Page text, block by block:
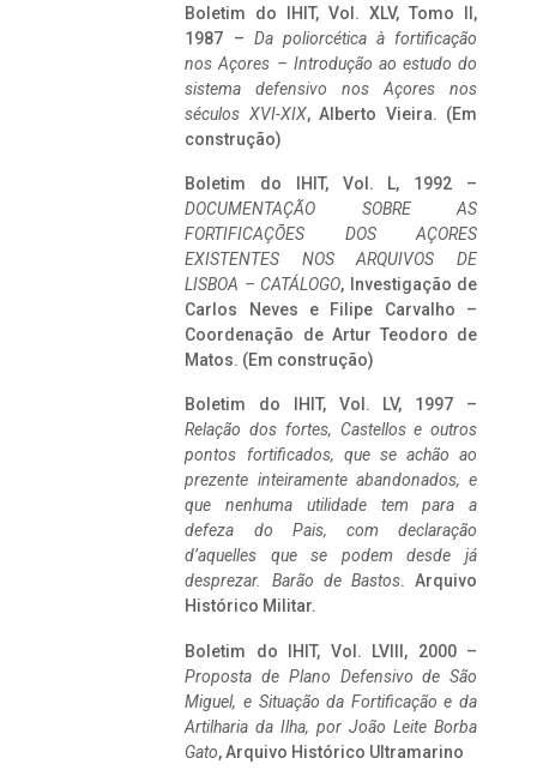
Boletim do IHIT, Vol. XLV, Tomo II,
1987 – Da poliorcética à fortificação
nos Açores – Introdução ao estudo do
sistema defensivo nos Açores nos
séculos XVI-XIX, Alberto Vieira. (Em
construção)
Boletim do IHIT, Vol. L, 1992 –
DOCUMENTAÇÃO SOBRE AS
FORTIFICAÇÕES DOS AÇORES
EXISTENTES NOS ARQUIVOS DE
LISBOA – CATÁLOGO, Investigação de
Carlos Neves e Filipe Carvalho –
Coordenação de Artur Teodoro de
Matos. (Em construção)
Boletim do IHIT, Vol. LV, 1997 –
Relação dos fortes, Castellos e outros
pontos fortificados, que se achão ao
prezente inteiramente abandonados, e
que nenhuma utilidade tem para a
defeza do Pais, com declaração
d’aquelles que se podem desde já
desprezar. Barão de Bastos. Arquivo
Histórico Militar.
Boletim do IHIT, Vol. LVIII, 2000 –
Proposta de Plano Defensivo de São
Miguel, e Situação da Fortificação e da
Artilharia da Ilha, por João Leite Borba
Gato, Arquivo Histórico Ultramarino